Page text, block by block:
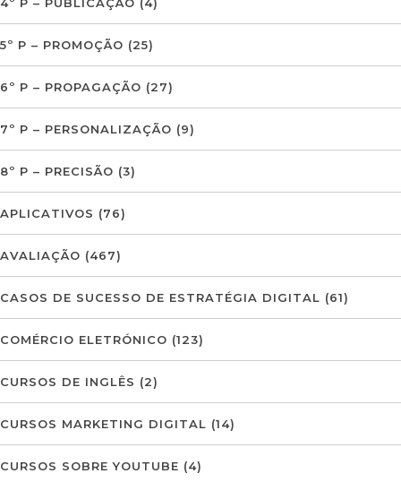
5º P – PROMOÇÃO (25)
6º P – PROPAGAÇÃO (27)
7º P – PERSONALIZAÇÃO (9)
8º P – PRECISÃO (3)
APLICATIVOS (76)
AVALIAÇÃO (467)
CASOS DE SUCESSO DE ESTRATÉGIA DIGITAL (61)
COMÉRCIO ELETRÓNICO (123)
CURSOS DE INGLÊS (2)
CURSOS MARKETING DIGITAL (14)
CURSOS SOBRE YOUTUBE (4)